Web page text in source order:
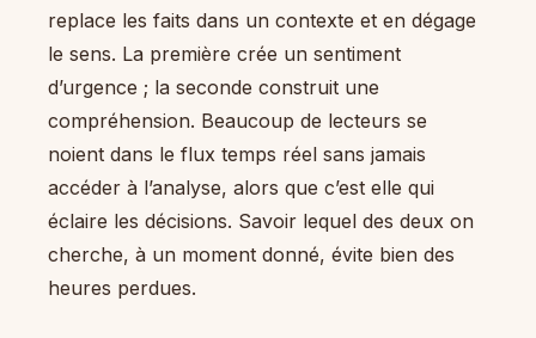
replace les faits dans un contexte et en dégage
le sens. La première crée un sentiment
d’urgence ; la seconde construit une
compréhension. Beaucoup de lecteurs se
noient dans le flux temps réel sans jamais
accéder à l’analyse, alors que c’est elle qui
éclaire les décisions. Savoir lequel des deux on
cherche, à un moment donné, évite bien des
heures perdues.